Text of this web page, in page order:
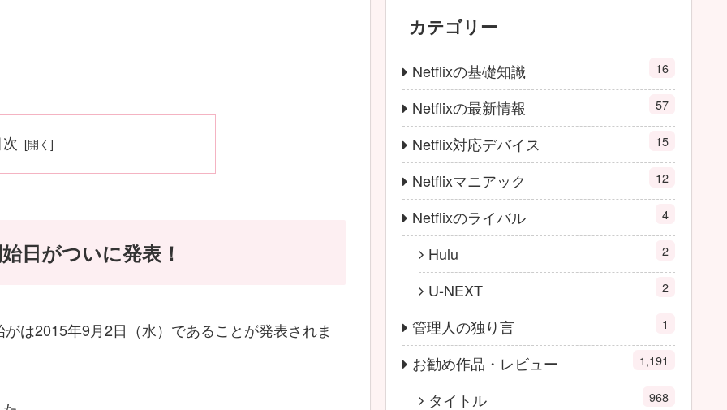
日がついに発表！
は2015年9月2日（水）であることが発表されま
カテゴリー
Netflixの基礎知識 16
Netflixの最新情報 57
Netflix対応デバイス 15
Netflixマニアック 12
Netflixのライバル 4
Hulu 2
U-NEXT 2
管理人の独り言 1
お勧め作品・レビュー 1,191
タイトル 968